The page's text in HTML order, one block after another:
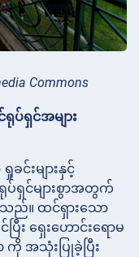
Commons
ပ်ရှင်အများ
းများနှင့်
ရှင်များစွာအတွက်
ည်။ ထင်ရှားသော
ပြီး ရှေးဟောင်းရောမ
ကို အသုံးပြုခဲ့ပြီး